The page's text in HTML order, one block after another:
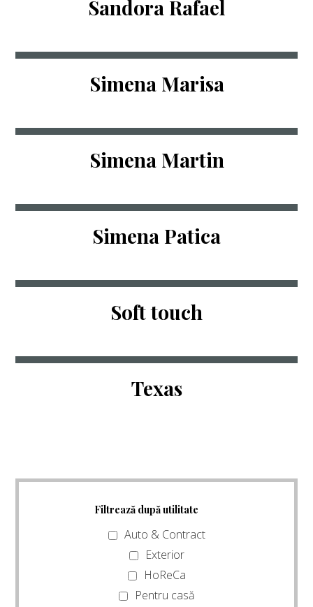
Sandora Rafael
Simena Marisa
Simena Martin
Simena Patica
Soft touch
Texas
Filtrează după utilitate
Auto & Contract
Exterior
HoReCa
Pentru casă